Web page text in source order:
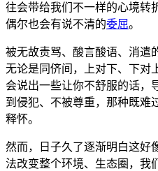
往会带给我们不一样的心境转
偶尔也会有说不清的委屈。
被无故责骂、酸言酸语、消遣
无论是同侪间，上对下、下对
会说出一些让你不舒服的话，
到侵犯、不被尊重，那种既难
释怀。
然而，日子久了逐渐明白这好
法改变整个环境、生态圈，我